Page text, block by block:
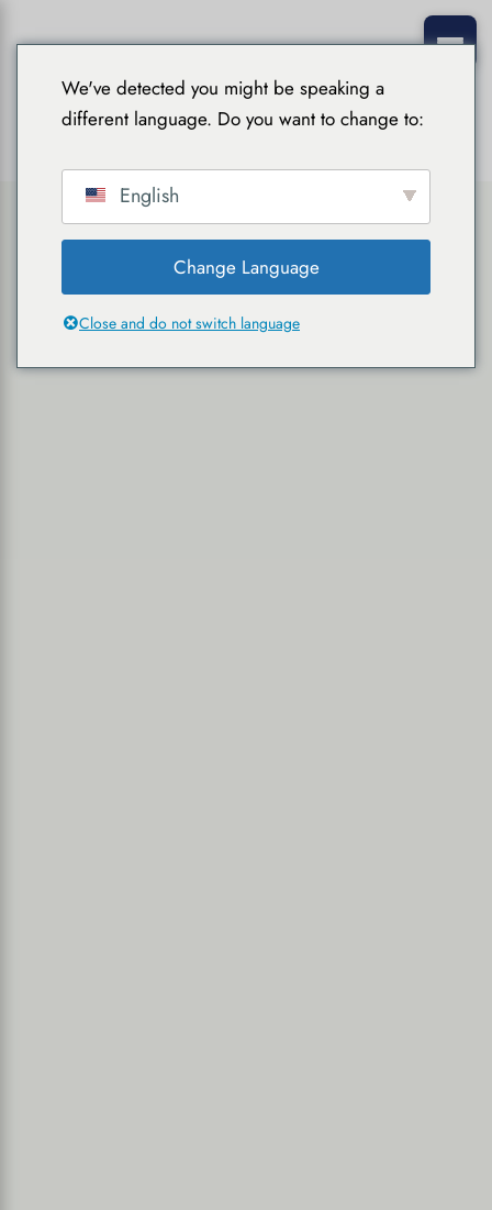
We've detected you might be speaking a
different language. Do you want to change to:
English
Change Language
Close and do not switch language